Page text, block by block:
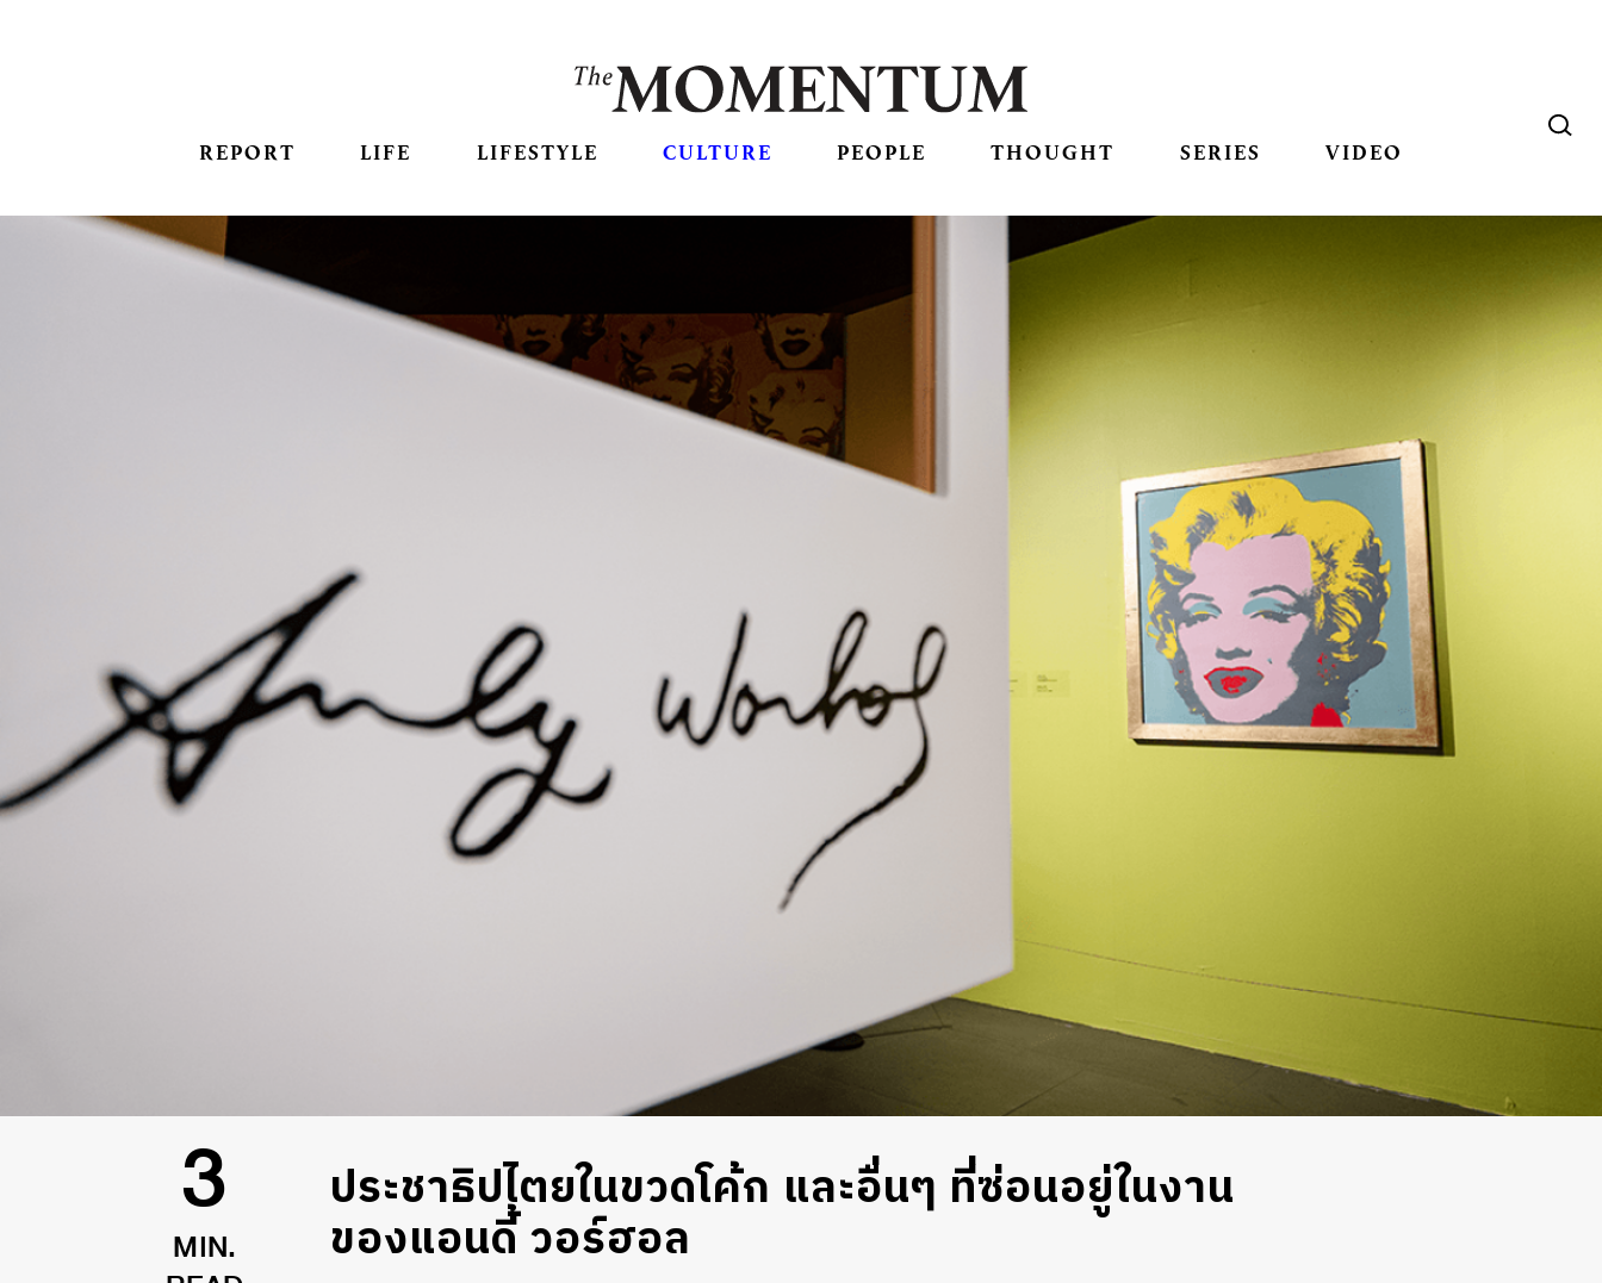
REPORT LIFE LIFESTYLE CULTURE PEOPLE THOUGHT SERIES VIDEO
3
MIN.
ประชาธิปไตยในขวดโค้ก และอื่นๆ ที่ซ่อนอยู่ในงาน
ของแอนดี้ วอร์ฮอล